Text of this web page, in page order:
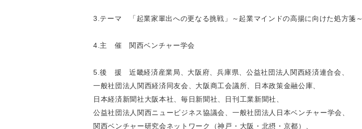
3.テーマ 「起業家輩出への更なる挑戦」～起業マインドの高揚に向けた処方箋～
4.主 催 関西ベンチャー学会
5.後 援 近畿経済産業局、大阪府、兵庫県、公益社団法人関西経済連合会、
一般社団法人関西経済同友会、大阪商工会議所、日本政策金融公庫、
日本経済新聞社大阪本社、毎日新聞社、日刊工業新聞社、
公益社団法人関西ニュービジネス協議会、一般社団法人日本ベンチャー学会、
関西ベンチャー研究会ネットワーク（神戸・大阪・北摂・京都）、